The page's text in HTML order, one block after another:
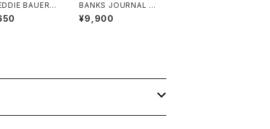
BAUER c
2-tuck
BANKS JOURNAL ra
yon ×linen open-co
llar Shirt
¥9,900